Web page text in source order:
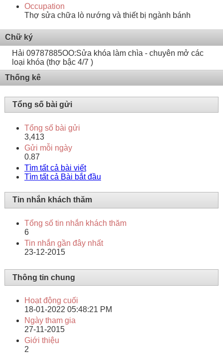
Occupation
Thợ sửa chữa lò nướng và thiết bị ngành bánh
Chữ ký
Hải 09787885OO:Sửa khóa làm chìa - chuyên mở các
loại khóa (thợ bậc 4/7 )
Thống kê
Tổng số bài gửi
Tổng số bài gửi
3,413
Gửi mỗi ngày
0.87
Tìm tất cả bài viết
Tìm tất cả Bài bắt đầu
Tin nhắn khách thăm
Tổng số tin nhắn khách thăm
6
Tin nhắn gần đây nhất
23-12-2015
Thông tin chung
Hoạt động cuối
18-01-2022 05:48:21 PM
Ngày tham gia
27-11-2015
Giới thiệu
2